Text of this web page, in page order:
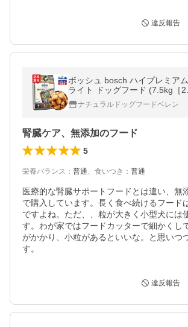
違反報告
ボッシュ bosch ハイプレミアム スペシャル
ライト ドッグフー
ナチュラルドッグフードベレン
腎臓ケア、無添加のフード
5
栄養バランス ： 普通、 食いつき ： 普通
医療的な腎臓サポートフードとは違い、無
で購入しています。長く食べ続けるフード
ですよね。ただ、、粒が大きく小型犬には
す。わが家ではフードカッターで細かくし
がかかり、小粒があるといいな。と思いつ
す。
違反報告